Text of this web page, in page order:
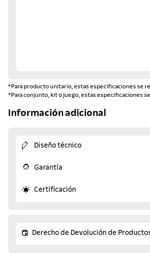
*Para producto unitario, estas especificaciones se
*Para conjunto, kit o juego, estas especificaciones
Información adicional
Diseño técnico
Garantía
Certificación
Derecho de Devolución de